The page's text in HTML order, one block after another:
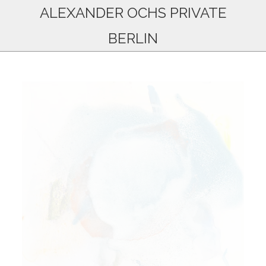
ALEXANDER OCHS PRIVATE
BERLIN